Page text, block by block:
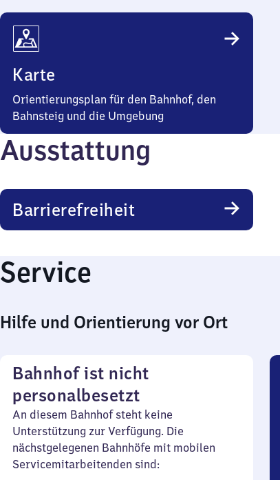
Karte
Orientierungsplan für den Bahnhof, den
Bahnsteig und die Umgebung
Ausstattung
Barrierefreiheit
Service
Hilfe und Orientierung vor Ort
Bahnhof ist nicht
personalbesetzt
An diesem Bahnhof steht keine
Unterstützung zur Verfügung. Die
nächstgelegenen Bahnhöfe mit mobilen
Servicemitarbeitenden sind: